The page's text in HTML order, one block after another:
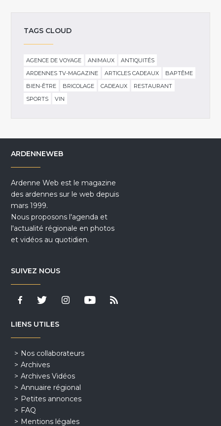
TAGS CLOUD
AGENCE DE VOYAGE ANIMAUX
ANTIQUITÉS
ARDENNES TV-MAGAZINE
ARTICLES CADEAUX
BAPTÊME
BIEN-ÊTRE
BRICOLAGE CADEAUX
RESTAURANT
SPORTS
VIN
ARDENNEWEB
Ardenne Web est le magazine
des ardennes sur le web depuis
mars 1999.
Nous proposons l'agenda et
l'actualité régionale en photos
et vidéos au quotidien.
SUIVEZ NOUS
LIENS UTILES
Nos collaborateurs
Archives
Archives Vidéos
Annuaire régional
Petites annonces
FAQ
Mentions légales